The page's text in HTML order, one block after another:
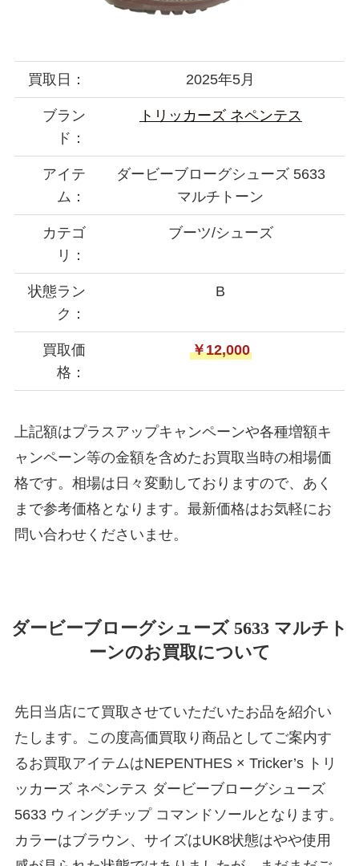
買取日： 2025年5月
ブラン
ド：
トリッカーズ ネペンテス
アイテ
ム：
ダービーブローグシューズ 5633
マルチトーン
カテゴ
リ：
ブーツ/シューズ
状態ラン
ク：
B
買取価
格：
￥12,000
上記額はプラスアップキャンペーンや各種増額キ
ャンペーン等の金額を含めたお買取当時の相場価
格です。相場は日々変動しておりますので、あく
まで参考価格となります。最新価格はお気軽にお
問い合わせくださいませ。
ダービーブローグシューズ 5633 マルチト
ーンのお買取について
先日当店にて買取させていただいたお品を紹介い
たします。この度高価買取り商品としてご案内す
るお買取アイテムはNEPENTHES × Tricker’s トリ
ッカーズ ネペンテス ダービーブローグシューズ
5633 ウィングチップ コマンドソールとなります。
カラーはブラウン、サイズはUK8状態はやや使用